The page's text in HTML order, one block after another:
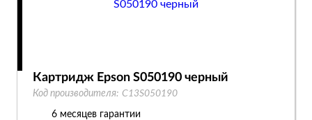
Картридж Epson S050190 черный
Код производителя: C13S050190
6 месяцев гарантии